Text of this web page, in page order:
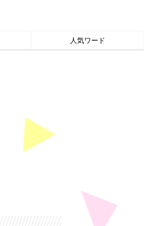
人気ワード